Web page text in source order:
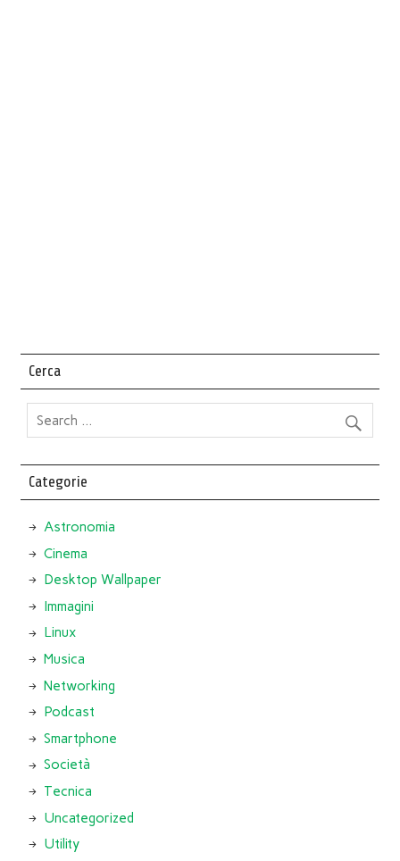
Cerca
Categorie
Astronomia
Cinema
Desktop Wallpaper
Immagini
Linux
Musica
Networking
Podcast
Smartphone
Società
Tecnica
Uncategorized
Utility